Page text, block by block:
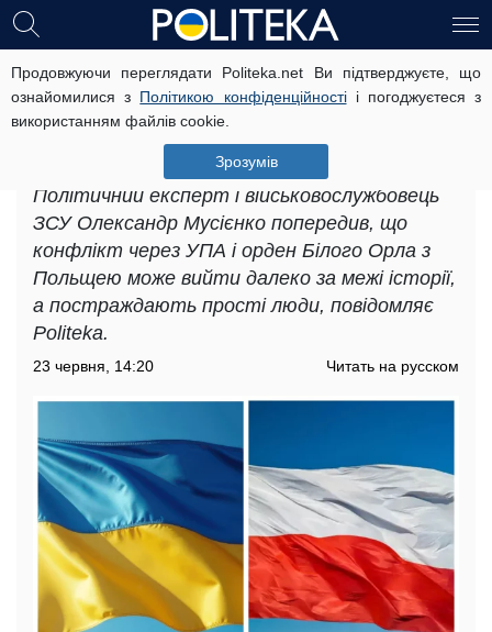
Продовжуючи переглядати Politeka.net Ви підтверджуєте, що
ознайомилися з Політикою конфіденційностіі погоджуєтеся з
використанням файлів cookie.
Зрозумів
«Проведемо великий форум
експертів»: експерт запропонував
рішення історичних конфліктів
України і Польщі
Політичний експерт і військовослужбовець
ЗСУ Олександр Мусієнко попередив, що
конфлікт через УПА і орден Білого Орла з
Польщею може вийти далеко за межі історії,
а постраждають прості люди, повідомляє
Politeka.
23 червня, 14:20 Читать на русском